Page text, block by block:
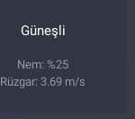
Güneşli
Nem: %25
Rüzgar: 3.69 m/s